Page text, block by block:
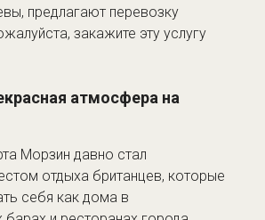
предлагают перевозку
закажите эту услугу
атмосфера на
Морзин давно стал
отдыха британцев, которые
себя как дома в